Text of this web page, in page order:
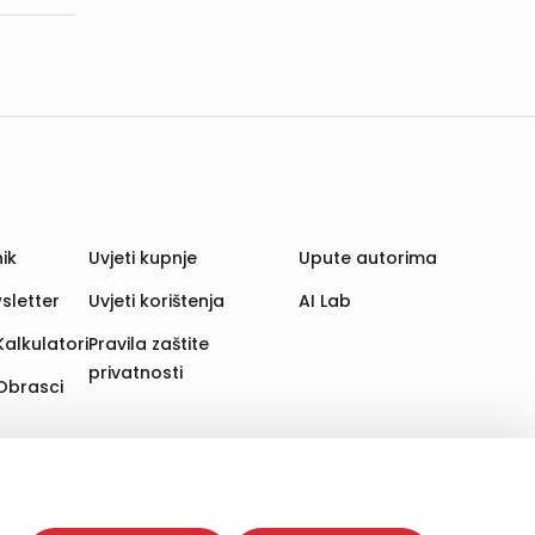
Time poboljšavamo korisničko iskustvo,
web stranica i uređaja u tu svrhu. Naši partneri
Uvjeti kupnje
Uvjeti korištenja
Pravila zaštite
privatnosti
Upute autorima
AI Lab